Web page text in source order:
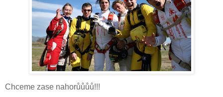
Chceme zase nahorůůůů!!!